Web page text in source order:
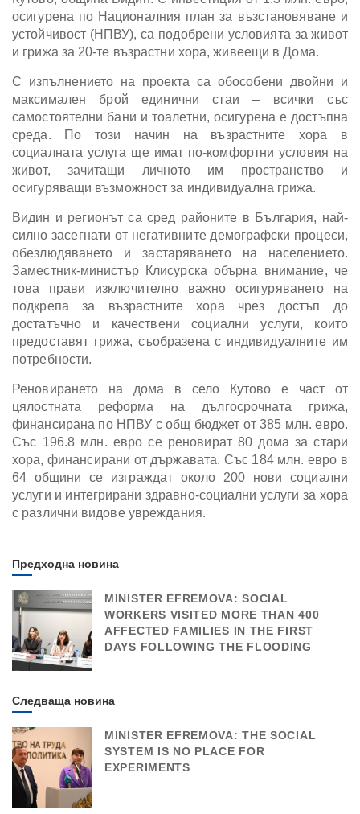
осигурена по Националния план за възстановяване и
устойчивост (НПВУ), са подобрени условията за живот
и грижа за 20-те възрастни хора, живеещи в Дома.
С изпълнението на проекта са обособени двойни и
максимален брой единични стаи – всички със
самостоятелни бани и тоалетни, осигурена е достъпна
среда. По този начин на възрастните хора в
социалната услуга ще имат по-комфортни условия на
живот, зачитащи личното им пространство и
осигуряващи възможност за индивидуална грижа.
Видин и регионът са сред районите в България, най-
силно засегнати от негативните демографски процеси,
обезлюдяването и застаряването на населението.
Заместник-министър Клисурска обърна внимание, че
това прави изключително важно осигуряването на
подкрепа за възрастните хора чрез достъп до
достатъчно и качествени социални услуги, които
предоставят грижа, съобразена с индивидуалните им
потребности.
Реновирането на дома в село Кутово е част от
цялостната реформа на дългосрочната грижа,
финансирана по НПВУ с общ бюджет от 385 млн. евро.
Със 196.8 млн. евро се реновират 80 дома за стари
хора, финансирани от държавата. Със 184 млн. евро в
64 общини се изграждат около 200 нови социални
услуги и интегрирани здравно-социални услуги за хора
с различни видове увреждания.
Предходна новина
MINISTER EFREMOVA: SOCIAL
WORKERS VISITED MORE THAN 400
AFFECTED FAMILIES IN THE FIRST
DAYS FOLLOWING THE FLOODING
Следваща новина
MINISTER EFREMOVA: THE SOCIAL
SYSTEM IS NO PLACE FOR
EXPERIMENTS